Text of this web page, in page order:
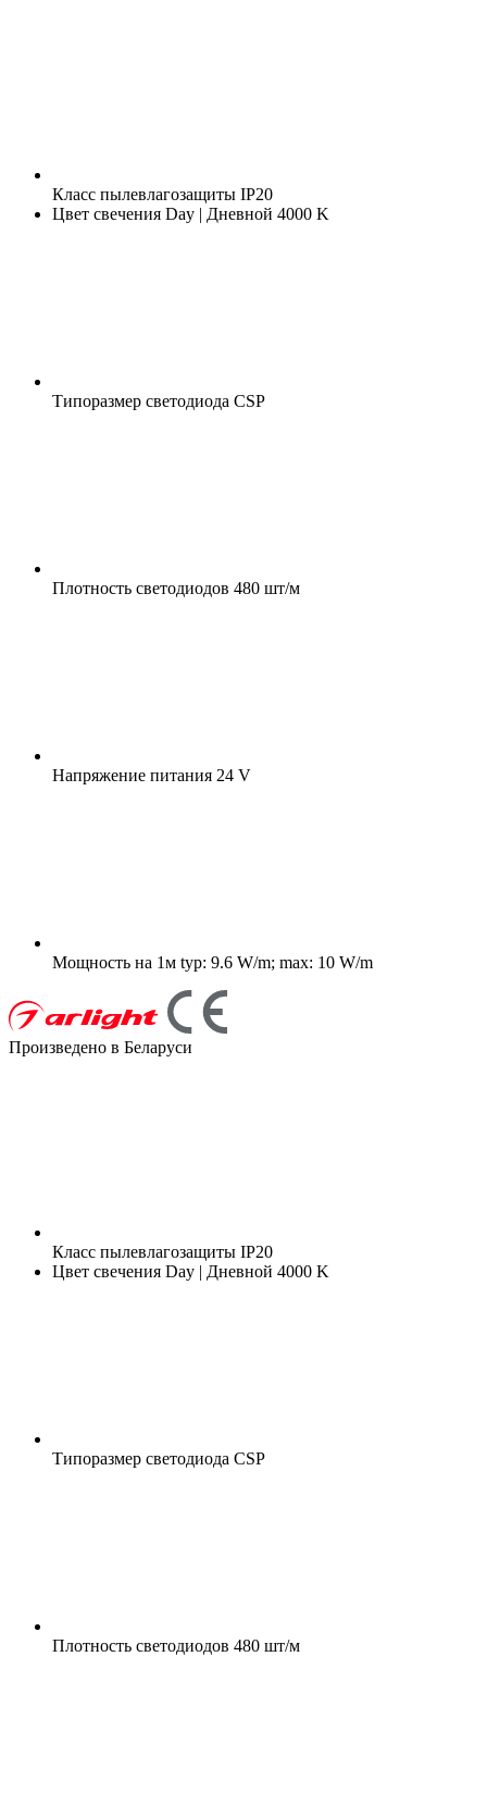
Класс пылевлагозащиты IP20
Цвет свечения Day | Дневной 4000 K
Типоразмер светодиода CSP
Плотность светодиодов 480 шт/м
Напряжение питания 24 V
Мощность на 1м typ: 9.6 W/m; max: 10 W/m
Произведено в Беларуси
Класс пылевлагозащиты IP20
Цвет свечения Day | Дневной 4000 K
Типоразмер светодиода CSP
Плотность светодиодов 480 шт/м